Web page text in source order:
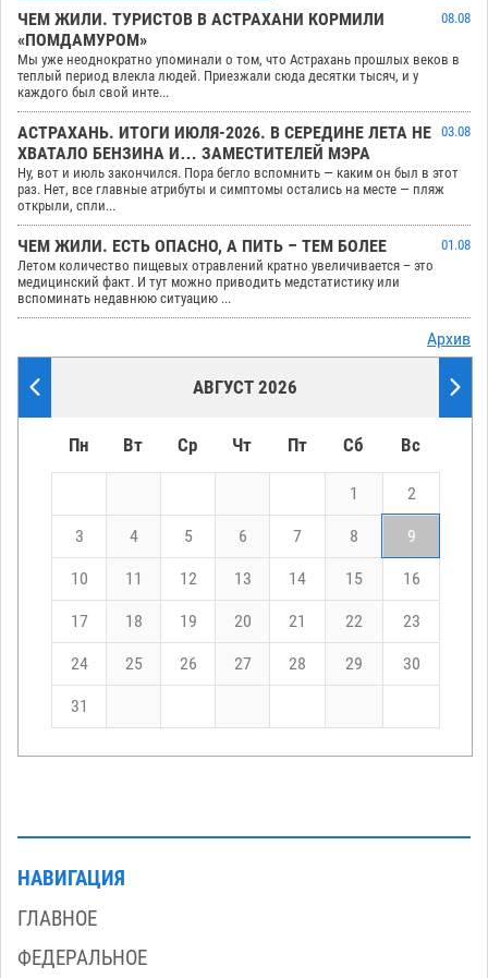
ЧЕМ ЖИЛИ. ТУРИСТОВ В АСТРАХАНИ КОРМИЛИ
«ПОМДАМУРОМ»
08.08
Мы уже неоднократно упоминали о том, что Астрахань прошлых веков в
теплый период влекла людей. Приезжали сюда десятки тысяч, и у
каждого был свой инте...
АСТРАХАНЬ. ИТОГИ ИЮЛЯ-2026. В СЕРЕДИНЕ ЛЕТА НЕ
ХВАТАЛО БЕНЗИНА И… ЗАМЕСТИТЕЛЕЙ МЭРА
03.08
Ну, вот и июль закончился. Пора бегло вспомнить — каким он был в этот
раз. Нет, все главные атрибуты и симптомы остались на месте — пляж
открыли, спли...
ЧЕМ ЖИЛИ. ЕСТЬ ОПАСНО, А ПИТЬ – ТЕМ БОЛЕЕ
01.08
Летом количество пищевых отравлений кратно увеличивается – это
медицинский факт. И тут можно приводить медстатистику или
вспоминать недавнюю ситуацию ...
Архив
АВГУСТ 2026
Пн Вт Ср Чт Пт Сб Вс
1 2
3 4 5 6 7 8 9
10 11 12 13 14 15 16
17 18 19 20 21 22 23
24 25 26 27 28 29 30
31
НАВИГАЦИЯ
ГЛАВНОЕ
ФЕДЕРАЛЬНОЕ